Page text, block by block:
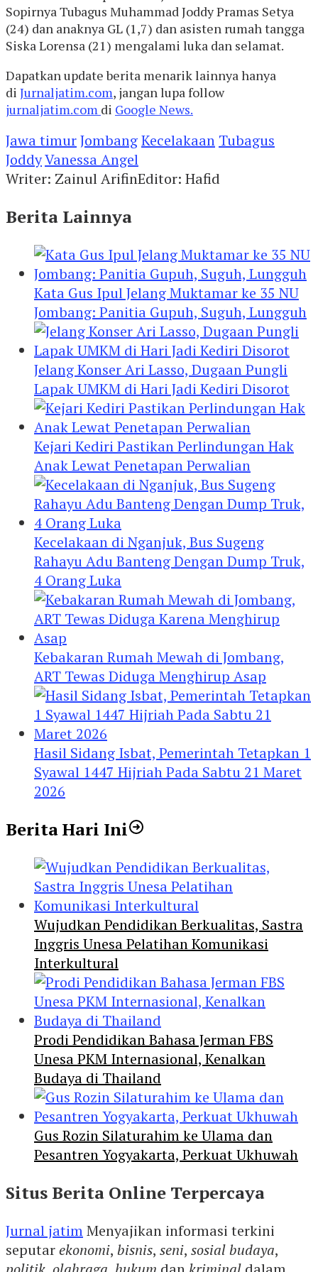
Sopirnya Tubagus Muhammad Joddy Pramas Setya
(24) dan anaknya GL (1,7) dan asisten rumah tangga
Siska Lorensa (21) mengalami luka dan selamat.
Dapatkan update berita menarik lainnya hanya
di Jurnaljatim.com, jangan lupa follow
jurnaljatim.com di Google News.
Jawa timurJombangKecelakaan Tubagus
JoddyVanessa Angel
Writer: Zainul ArifinEditor: Hafid
Berita Lainnya
Kata Gus Ipul Jelang Muktamar ke 35 NU
Jombang: Panitia Gupuh, Suguh, Lungguh
Jelang Konser Ari Lasso, Dugaan Pungli
Lapak UMKM di Hari Jadi Kediri Disorot
Kejari Kediri Pastikan Perlindungan Hak
Anak Lewat Penetapan Perwalian
Kecelakaan di Nganjuk, Bus Sugeng
Rahayu Adu Banteng Dengan Dump Truk,
4 Orang Luka
Kebakaran Rumah Mewah di Jombang,
ART Tewas Diduga Menghirup Asap
Hasil Sidang Isbat, Pemerintah Tetapkan 1
Syawal 1447 Hijriah Pada Sabtu 21 Maret
2026
Berita Hari Ini
Wujudkan Pendidikan Berkualitas, Sastra
Inggris Unesa Pelatihan Komunikasi
Interkultural
Prodi Pendidikan Bahasa Jerman FBS
Unesa PKM Internasional, Kenalkan
Budaya di Thailand
Gus Rozin Silaturahim ke Ulama dan
Pesantren Yogyakarta, Perkuat Ukhuwah
Situs Berita Online Terpercaya
Jurnal jatimMenyajikan informasi terkini
seputarekonomi, bisnis, seni, sosial budaya,